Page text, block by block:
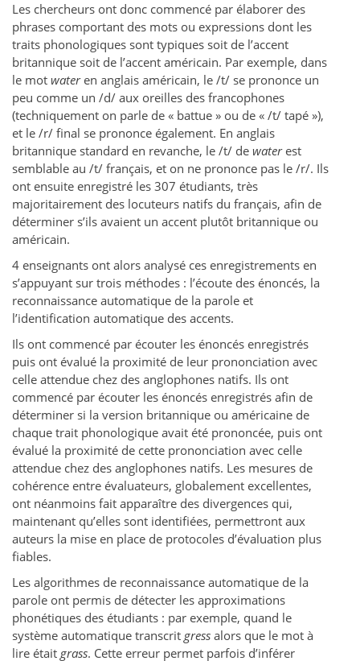
Les chercheurs ont donc commencé par élaborer des
phrases comportant des mots ou expressions dont les
traits phonologiques sont typiques soit de l’accent
britannique soit de l’accent américain. Par exemple, dans
le mot wateren anglais américain, le /t/ se prononce un
peu comme un /d/ aux oreilles des francophones
(techniquement on parle de « battue » ou de « /t/ tapé »),
et le /r/ final se prononce également. En anglais
britannique standard en revanche, le /t/ de waterest
semblable au /t/ français, et on ne prononce pas le /r/. Ils
ont ensuite enregistré les 307 étudiants, très
majoritairement des locuteurs natifs du français, afin de
déterminer s’ils avaient un accent plutôt britannique ou
américain.
4 enseignants ont alors analysé ces enregistrements en
s’appuyant sur trois méthodes : l’écoute des énoncés, la
reconnaissance automatique de la parole et
l’identification automatique des accents.
Ils ont commencé par écouter les énoncés enregistrés
puis ont évalué la proximité de leur prononciation avec
celle attendue chez des anglophones natifs. Ils ont
commencé par écouter les énoncés enregistrés afin de
déterminer si la version britannique ou américaine de
chaque trait phonologique avait été prononcée, puis ont
évalué la proximité de cette prononciation avec celle
attendue chez des anglophones natifs. Les mesures de
cohérence entre évaluateurs, globalement excellentes,
ont néanmoins fait apparaître des divergences qui,
maintenant qu’elles sont identifiées, permettront aux
auteurs la mise en place de protocoles d’évaluation plus
fiables.
Les algorithmes de reconnaissance automatique de la
parole ont permis de détecter les approximations
phonétiques des étudiants : par exemple, quand le
système automatique transcrit gress alors que le mot à
lire était grass. Cette erreur permet parfois d’inférer